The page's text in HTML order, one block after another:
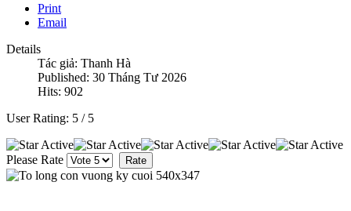
Print
Email
Details
Tác giả: Thanh Hà
Published: 30 Tháng Tư 2026
Hits: 902
User Rating: 5 / 5
Please Rate